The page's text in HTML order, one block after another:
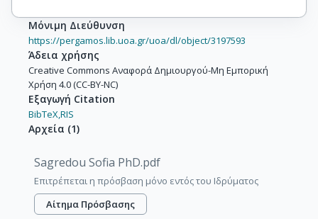
Μόνιμη Διεύθυνση
https://pergamos.lib.uoa.gr/uoa/dl/object/3197593
Άδεια χρήσης
Creative Commons Αναφορά Δημιουργού-Μη Εμπορική
Χρήση 4.0 (CC-BY-NC)
Εξαγωγή Citation
BibTeX,RIS
Αρχεία (1)
Sagredou Sofia PhD.pdf
Επιτρέπεται η πρόσβαση μόνο εντός του Ιδρύματος
Αίτημα Πρόσβασης